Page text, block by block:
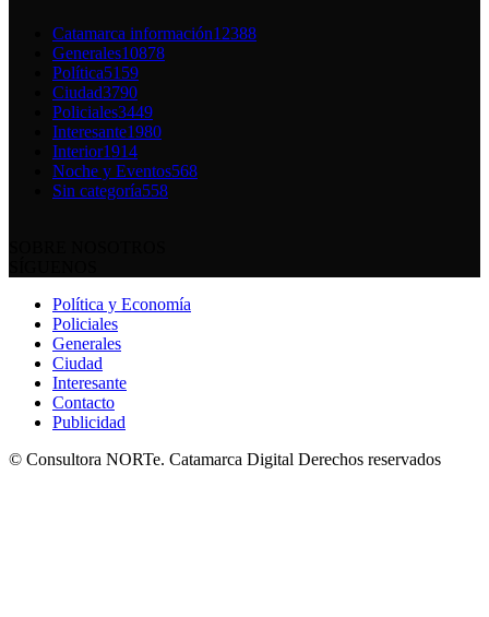
Catamarca información12388
Generales10878
Política5159
Ciudad3790
Policiales3449
Interesante1980
Interior1914
Noche y Eventos568
Sin categoría558
Política y Economía
Policiales
Generales
Ciudad
Interesante
Contacto
Publicidad
© Consultora NORTe. Catamarca Digital Derechos reservados